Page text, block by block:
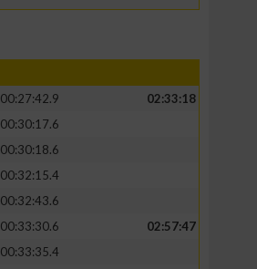
00:27:42.9
02:33:18
00:30:17.6
00:30:18.6
00:32:15.4
00:32:43.6
00:33:30.6
02:57:47
00:33:35.4